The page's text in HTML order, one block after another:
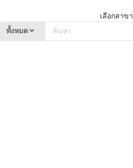
เลือกสาขา
ทั้งหมด